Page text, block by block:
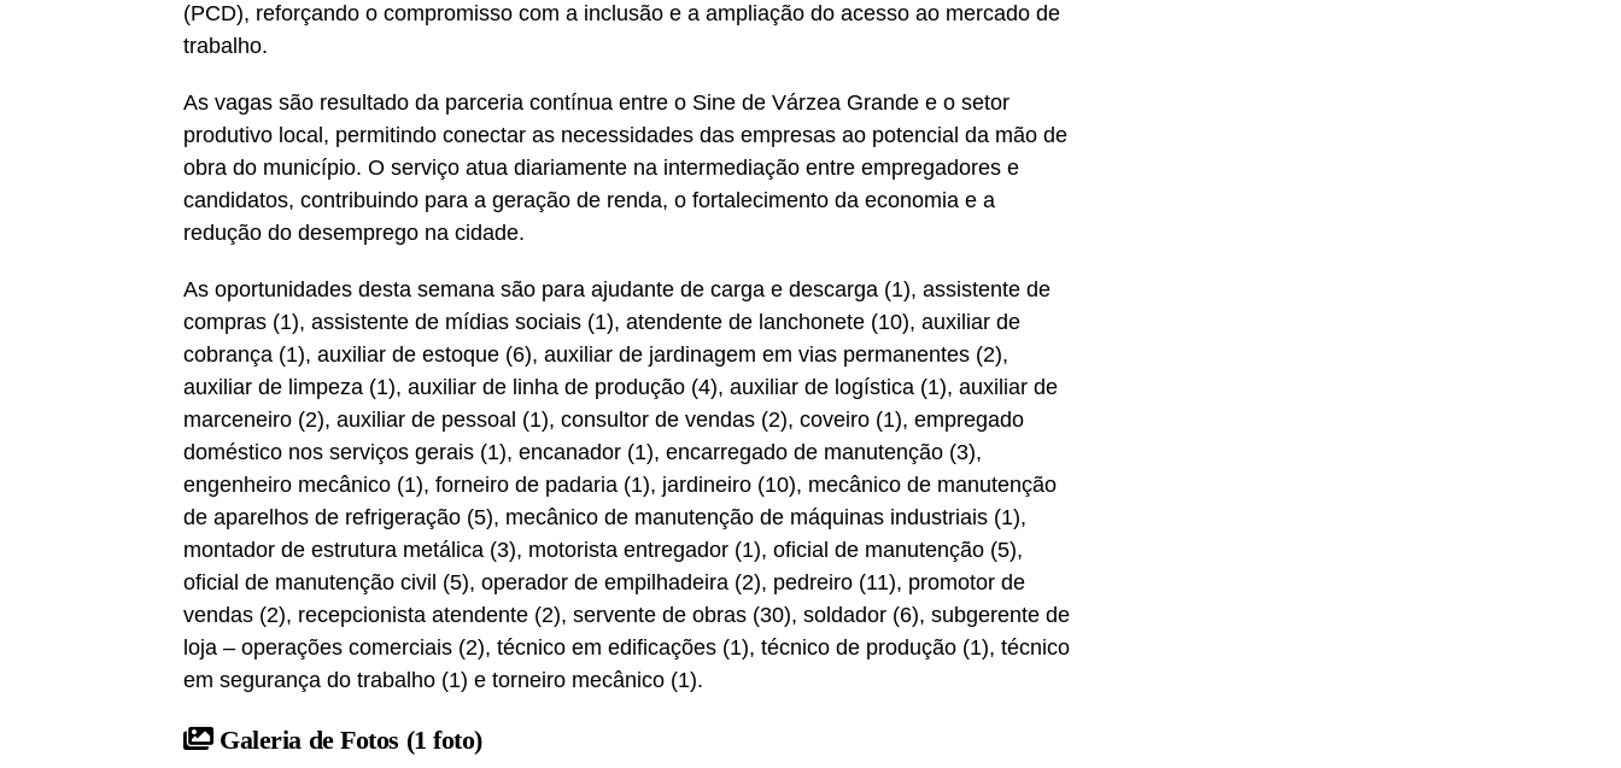
(PCD), reforçando o compromisso com a inclusão e a ampliação do acesso ao mercado de
trabalho.
As vagas são resultado da parceria contínua entre o Sine de Várzea Grande e o setor
produtivo local, permitindo conectar as necessidades das empresas ao potencial da mão de
obra do município. O serviço atua diariamente na intermediação entre empregadores e
candidatos, contribuindo para a geração de renda, o fortalecimento da economia e a
redução do desemprego na cidade.
As oportunidades desta semana são para ajudante de carga e descarga (1), assistente de
compras (1), assistente de mídias sociais (1), atendente de lanchonete (10), auxiliar de
cobrança (1), auxiliar de estoque (6), auxiliar de jardinagem em vias permanentes (2),
auxiliar de limpeza (1), auxiliar de linha de produção (4), auxiliar de logística (1), auxiliar de
marceneiro (2), auxiliar de pessoal (1), consultor de vendas (2), coveiro (1), empregado
doméstico nos serviços gerais (1), encanador (1), encarregado de manutenção (3),
engenheiro mecânico (1), forneiro de padaria (1), jardineiro (10), mecânico de manutenção
de aparelhos de refrigeração (5), mecânico de manutenção de máquinas industriais (1),
montador de estrutura metálica (3), motorista entregador (1), oficial de manutenção (5),
oficial de manutenção civil (5), operador de empilhadeira (2), pedreiro (11), promotor de
vendas (2), recepcionista atendente (2), servente de obras (30), soldador (6), subgerente de
loja – operações comerciais (2), técnico em edificações (1), técnico de produção (1), técnico
em segurança do trabalho (1) e torneiro mecânico (1).
Galeria de Fotos (1 foto)